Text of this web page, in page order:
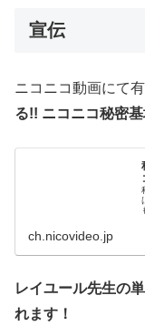
宣伝
ニコニコ動画にて
る!! ニコニコ秘密基
ch.nicovideo.jp
レイユール先生の
れます！